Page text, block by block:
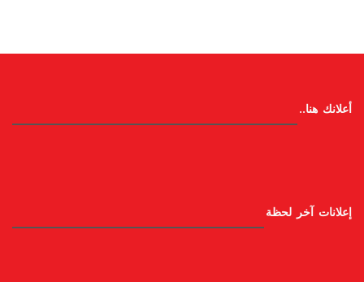
أعلانك هنا..
إعلانات آخر لحظة